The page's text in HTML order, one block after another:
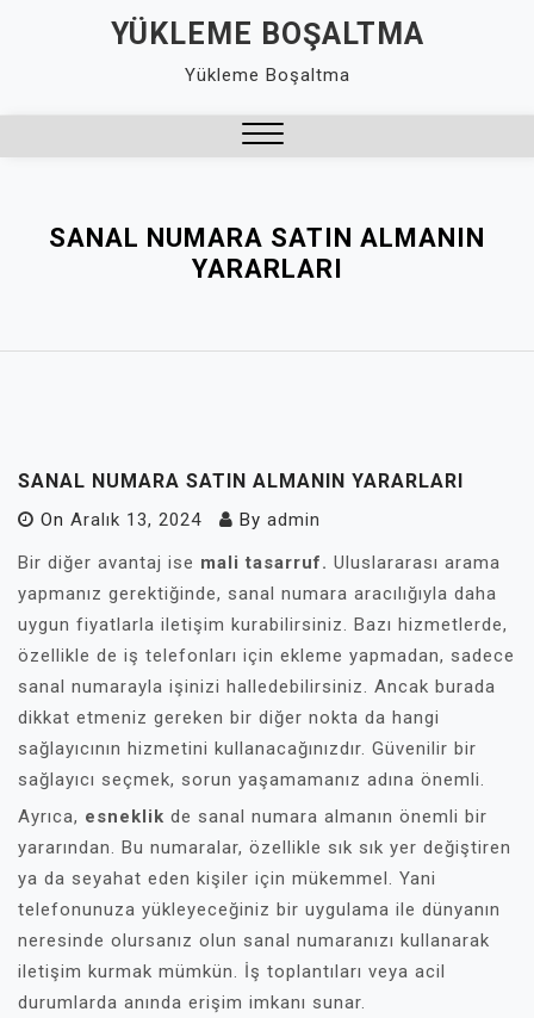
YÜKLEME BOŞALTMA
Yükleme Boşaltma
SANAL NUMARA SATIN ALMANIN
YARARLARI
SANAL NUMARA SATIN ALMANIN YARARLARI
On Aralık 13, 2024 By admin
Bir diğer avantaj ise mali tasarruf. Uluslararası arama
yapmanız gerektiğinde, sanal numara aracılığıyla daha
uygun fiyatlarla iletişim kurabilirsiniz. Bazı hizmetlerde,
özellikle de iş telefonları için ekleme yapmadan, sadece
sanal numarayla işinizi halledebilirsiniz. Ancak burada
dikkat etmeniz gereken bir diğer nokta da hangi
sağlayıcının hizmetini kullanacağınızdır. Güvenilir bir
sağlayıcı seçmek, sorun yaşamamanız adına önemli.
Ayrıca, esneklik de sanal numara almanın önemli bir
yararından. Bu numaralar, özellikle sık sık yer değiştiren
ya da seyahat eden kişiler için mükemmel. Yani
telefonunuza yükleyeceğiniz bir uygulama ile dünyanın
neresinde olursanız olun sanal numaranızı kullanarak
iletişim kurmak mümkün. İş toplantıları veya acil
durumlarda anında erişim imkanı sunar.